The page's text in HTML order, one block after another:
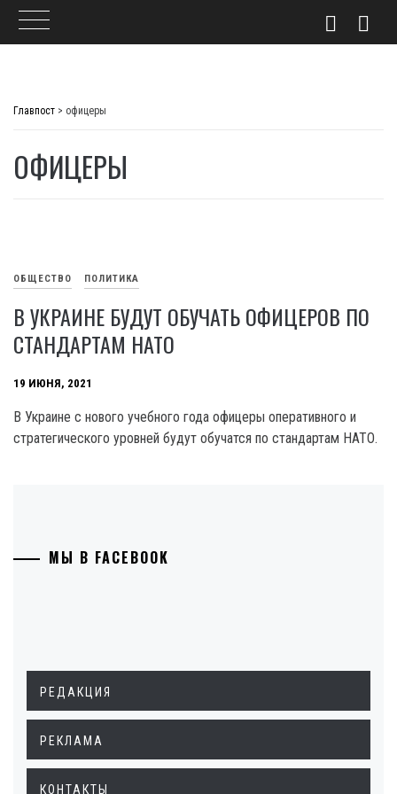
Главпост > офицеры
ОФИЦЕРЫ
ОБЩЕСТВО ПОЛИТИКА
В УКРАИНЕ БУДУТ ОБУЧАТЬ ОФИЦЕРОВ ПО
СТАНДАРТАМ НАТО
19 ИЮНЯ, 2021
В Украине с нового учебного года офицеры оперативного и
стратегического уровней будут обучатся по стандартам НАТО.
МЫ В FACEBOOK
РЕДАКЦИЯ
РЕКЛАМА
КОНТАКТЫ